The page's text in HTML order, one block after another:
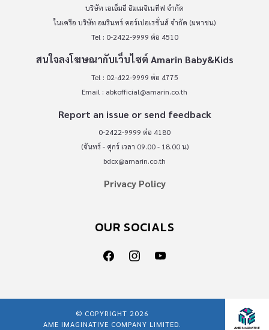
บริษัท เอเอ็มอี อิมเมจิเนทีฟ จำกัด
ในเครือ บริษัท อมรินทร์ คอร์เปอเรชั่นส์ จำกัด (มหาชน)
Tel : 0-2422-9999 ต่อ 4510
สนใจลงโฆษณากับเว็บไซต์ Amarin Baby&Kids
Tel : 02-422-9999 ต่อ 4775
Email : abkofficial@amarin.co.th
Report an issue or send feedback
0-2422-9999 ต่อ 4180
(จันทร์ - ศุกร์ เวลา 09.00 - 18.00 น)
bdcx@amarin.co.th
Privacy Policy
OUR SOCIALS
© COPYRIGHT 2026
AME IMAGINATIVE COMPANY LIMITED.